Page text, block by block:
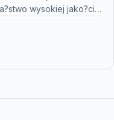
wysokiej jako?ci